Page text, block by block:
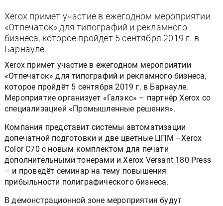
Xerox примет участие в ежегодном мероприятии
«Отпечаток» для типографий и рекламного
бизнеса, которое пройдёт 5 сентября 2019 г. в
Барнауле.
Xerox примет участие в ежегодном мероприятии
«Отпечаток» для типографий и рекламного бизнеса,
которое пройдёт 5 сентября 2019 г. в Барнауле.
Мероприятие организует «Галэкс» – партнёр Xerox со
специализацией «Промышленные решения».
Компания представит системы автоматизации
допечатной подготовки и две цветные ЦПМ –Xerox
Color C70 с новым комплектом для печати
дополнительными тонерами и Xerox Versant 180 Press
– и проведёт семинар на тему повышения
прибыльности полиграфического бизнеса.
В демонстрационной зоне мероприятия будут